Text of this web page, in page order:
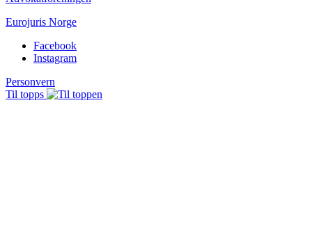
Eurojuris Norge
Facebook
Instagram
Personvern
Til topps